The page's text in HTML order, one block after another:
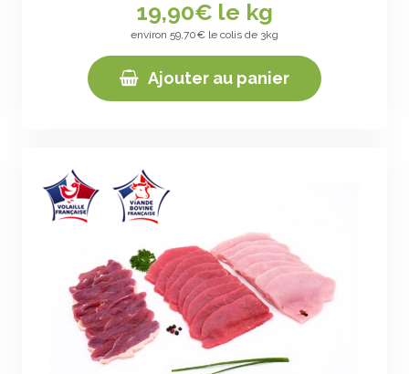
19,90€ le kg
environ 59,70€ le colis de 3kg
Ajouter au panier